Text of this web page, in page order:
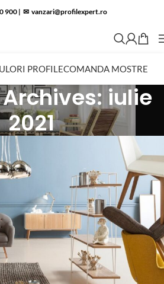
900 | ✉︎ vanzari@profilexpert.ro
PROFILECOMANDA MOSTRE
iulie
2021